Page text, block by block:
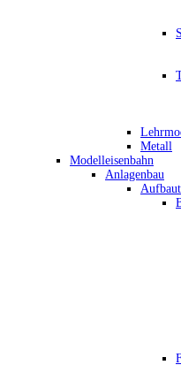
Metall
Modelleisenbahn
Anlagenbau